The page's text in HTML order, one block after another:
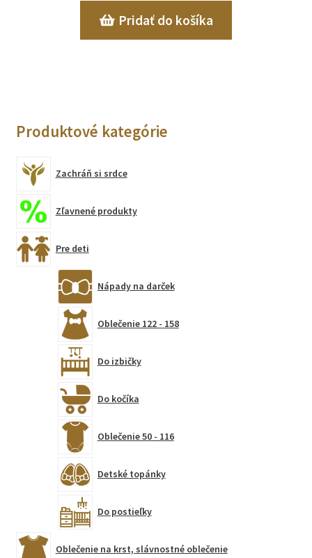
Pridať do košíka
Produktové kategórie
Zachráň si srdce
Zľavnené produkty
Pre deti
Nápady na darček
Oblečenie 122 - 158
Do izbičky
Do kočíka
Oblečenie 50 - 116
Detské topánky
Do postieľky
Oblečenie na krst, slávnostné oblečenie